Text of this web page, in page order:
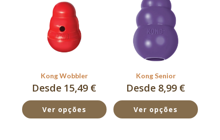
Kong Wobbler
Desde 15,49 €
Ver opções
Kong Senior
Desde 8,99 €
Ver opções